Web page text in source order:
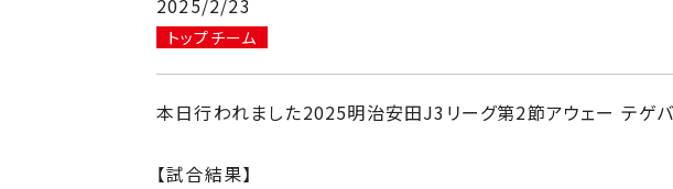
2025/2/23
トップチーム
本日行われました2025明治安田J3リーグ第2節アウェー テゲ
【試合結果】